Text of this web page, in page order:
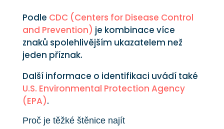
Podle CDC (Centers for Disease Control
and Prevention) je kombinace více
znaků spolehlivějším ukazatelem než
jeden příznak.
Další informace o identifikaci uvádí také
U.S. Environmental Protection Agency
(EPA).
Proč je těžké štěnice najít